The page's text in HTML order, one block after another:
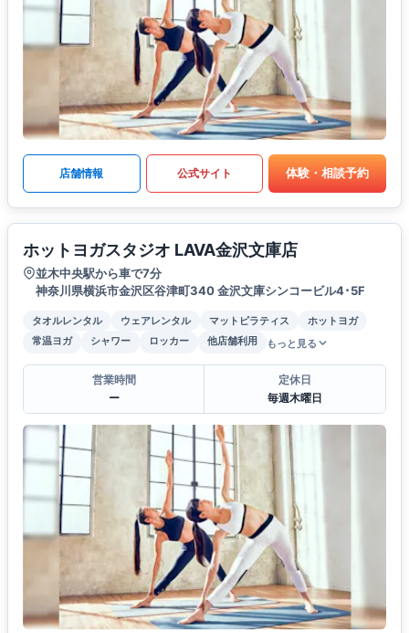
店舗情報 公式サイト 体験・相談予約
ホットヨガスタジオ LAVA金沢文庫店
並木中央駅から車で7分
神奈川県横浜市金沢区谷津町340 金沢文庫シンコービル4･5F
タオルレンタル ウェアレンタル マットピラティス
ホットヨガ
常温ヨガ
シャワー ロッカー 他店舗利用 もっと見る
営業時間
ー
定休日
毎週木曜日